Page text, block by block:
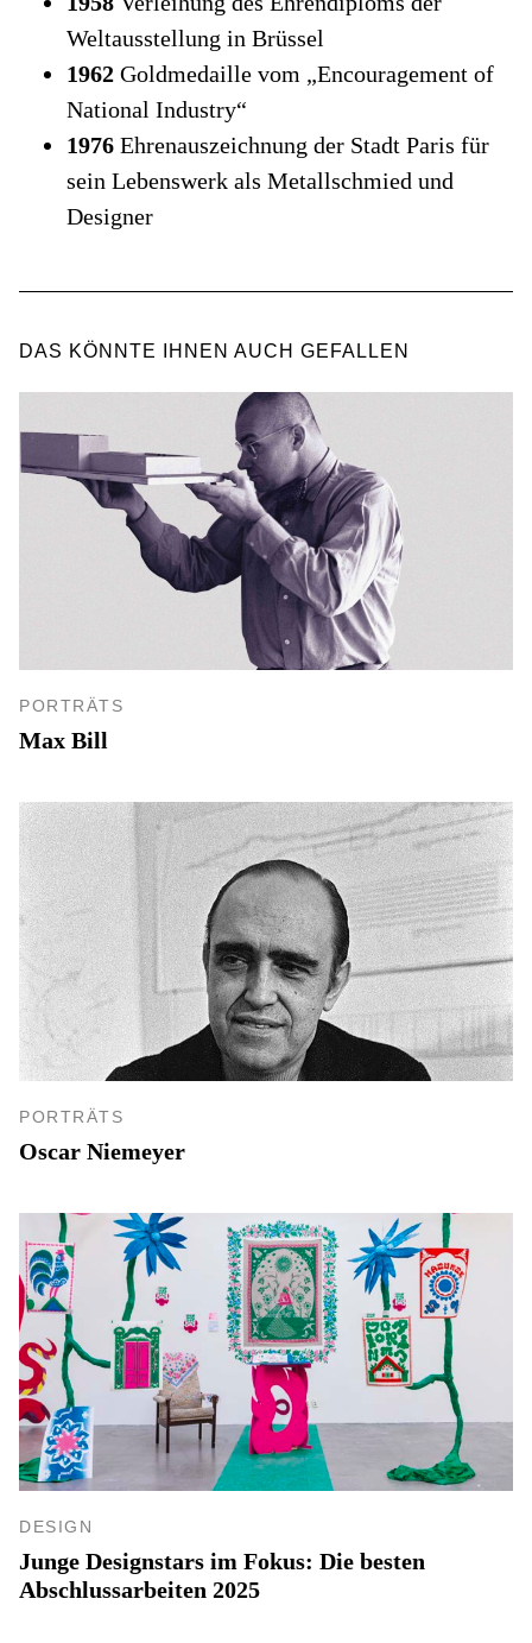
Weltausstellung in Brüssel
1962 Goldmedaille vom „Encouragement of
National Industry“
1976 Ehrenauszeichnung der Stadt Paris für
sein Lebenswerk als Metallschmied und
Designer
DAS KÖNNTE IHNEN AUCH GEFALLEN
PORTRÄTS
Max Bill
PORTRÄTS
Oscar Niemeyer
DESIGN
Junge Designstars im Fokus: Die besten
Abschlussarbeiten 2025